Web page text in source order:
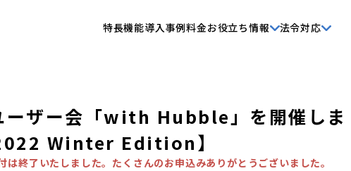
特長機能導入事例料金お役立ち情報 法令対応
ザー会「with Hubble」を開催しま
Winter Edition】
終了いたしました。たくさんのお申込みありがとうございました。